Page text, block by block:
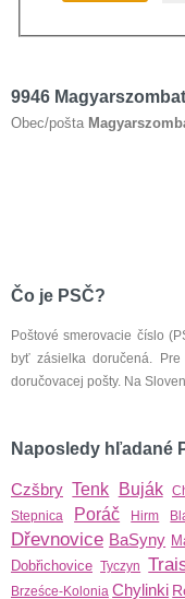
9946
Obec/pošta
Čo je PSČ?
Poštové smerovacie číslo
byť zásielka doručená.
doručovacej pošty. Na
Naposledy hľadané
Czšbry Tenk Buják
Stepnica Poráč Hirm
Dřevnovice BaSyny
Dobřichovice Tyczyn
Brześce-Kolonia Chylinki